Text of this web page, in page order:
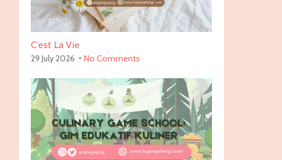
C’est La Vie
29 July 2026 No Comments